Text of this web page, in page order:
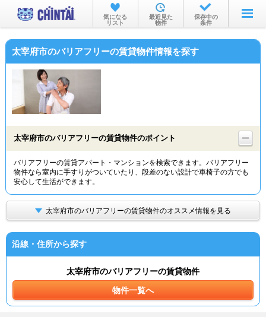
お部屋を探す
沿線・駅から
物件特集から
TOP
気になる
リスト
最近見た
物件
保存中の
条件
太宰府市のバリアフリーの賃貸物件情報を探す
太宰府市のバリアフリーの賃貸物件のポイント
バリアフリーの賃貸アパート・マンションを検索できます。バリアフリー
物件なら室内に手すりがついていたり、段差のない設計で車椅子の方でも
安心して生活ができます。
太宰府市のバリアフリーの賃貸物件のオススメ情報を見る
沿線・住所から探す
太宰府市のバリアフリーの賃貸物件
物件一覧へ